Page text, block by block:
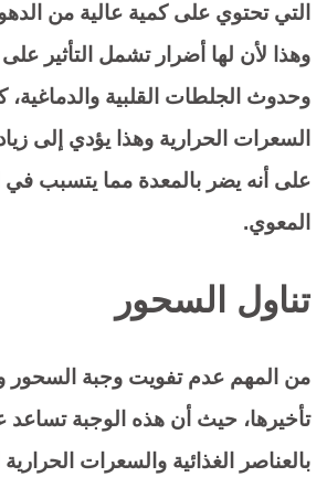
التي تحتوي على كمية عالية من
وهذا لأن لها أضرار تشمل التأثير
وحدوث الجلطات القلبية والدماغية،
السعرات الحرارية وهذا يؤدي إلى
على أنه يضر بالمعدة مما يتسبب في
المعوي.
تناول السحور
من المهم عدم تفويت وجبة
تأخيرها، حيث أن هذه الوجبة تساعد
بالعناصر الغذائية والسعرات